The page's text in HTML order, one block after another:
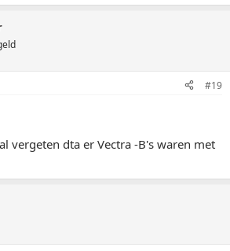
#19
vergeten dta er Vectra -B's waren met